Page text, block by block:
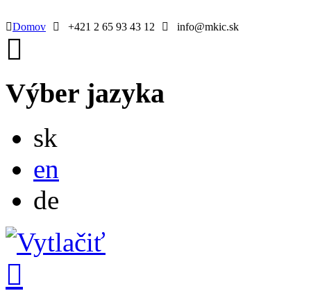
Domov +421 2 65 93 43 12 info@mkic.sk
Výber jazyka
sk
en
de